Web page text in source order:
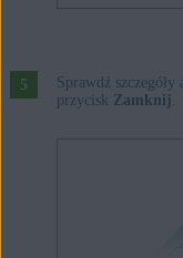
Sprawdź
przycisk Zamknij